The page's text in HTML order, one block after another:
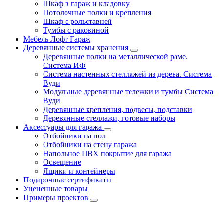
Шкаф в гараж и кладовку
Потолочные полки и крепления
Шкаф с рольставней
Тумбы с раковиной
Мебель Лофт Гараж
Деревянные системы хранения
Деревянные полки на металлической раме.
Система ИФ
Система настенных стеллажей из дерева. Система
Вуди
Модульные деревянные тележки и тумбы Система
Вуди
Деревянные крепления, подвесы, подставки
Деревянные стеллажи, готовые наборы
Аксессуары для гаража
Отбойники на пол
Отбойники на стену гаража
Напольное ПВХ покрытие для гаража
Освещение
Ящики и контейнеры
Подарочные сертификаты
Уцененные товары
Примеры проектов